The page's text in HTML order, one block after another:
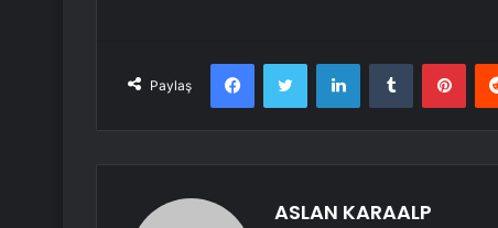
Paylaş
FacebookTwitter LinkedInTumblr
ASLAN KARAALP